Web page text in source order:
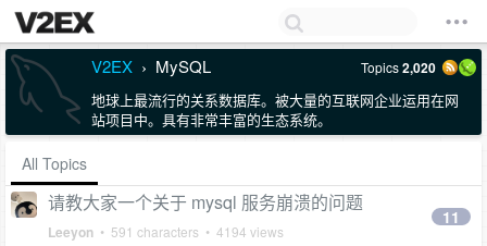
V2EX › MySQL Topics2,020
地球上最流行的关系数据库。被大量的互联网企业运用在网
站项目中。具有非常丰富的生态系统。
All Topics
请教大家一个关于 mysql 服务崩溃的问题
Leeyon • 591 characters • 4194 views
11